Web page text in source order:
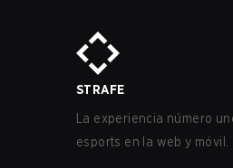
STRAFE
La experiencia número
esports en la web y móvil.